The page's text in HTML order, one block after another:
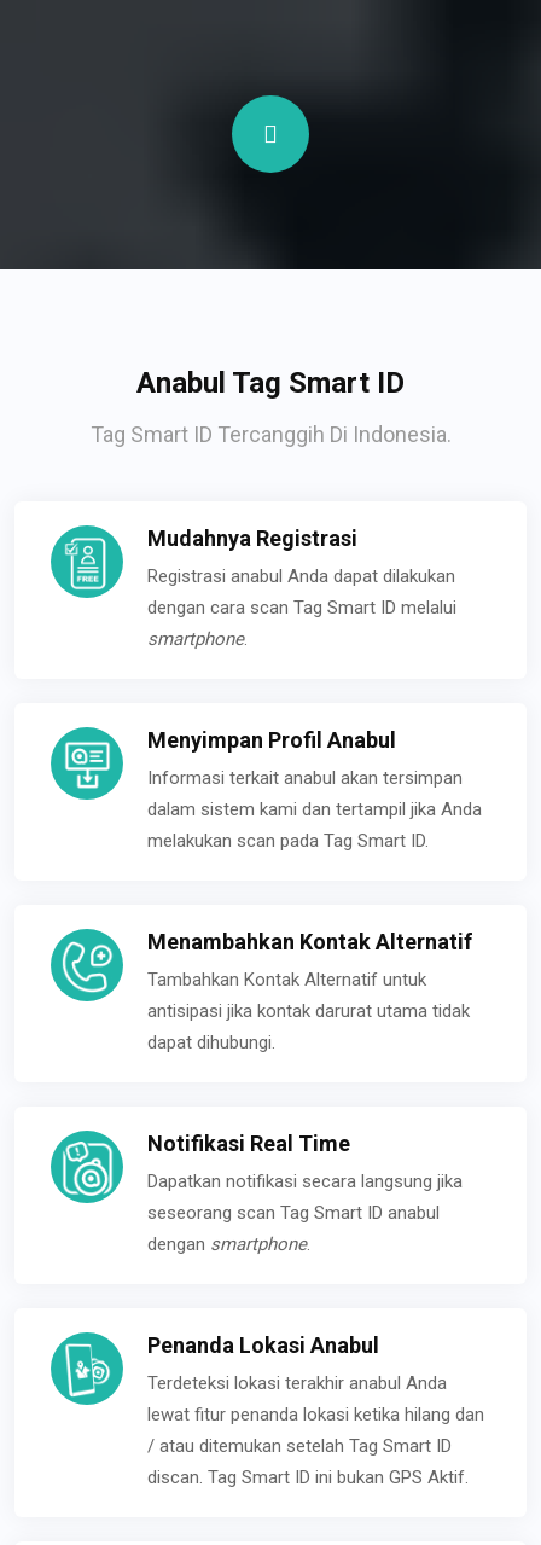
Anabul Tag Smart ID
Tag Smart ID Tercanggih Di Indonesia.
Mudahnya Registrasi
Registrasi anabul Anda dapat dilakukan
dengan cara scan Tag Smart ID melalui
smartphone.
Menyimpan Profil Anabul
Informasi terkait anabul akan tersimpan
dalam sistem kami dan tertampil jika Anda
melakukan scan pada Tag Smart ID.
Menambahkan Kontak Alternatif
Tambahkan Kontak Alternatif untuk
antisipasi jika kontak darurat utama tidak
dapat dihubungi.
Notifikasi Real Time
Dapatkan notifikasi secara langsung jika
seseorang scan Tag Smart ID anabul
dengan smartphone.
Penanda Lokasi Anabul
Terdeteksi lokasi terakhir anabul Anda
lewat fitur penanda lokasi ketika hilang dan
/ atau ditemukan setelah Tag Smart ID
discan. Tag Smart ID ini bukan GPS Aktif.